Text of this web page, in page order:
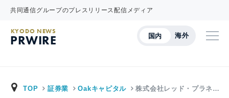
共同通信グループのプレスリリース配信メディア
国内 海外
KYODO NEWS
PRWIRE
TOP 証券業 Oakキャピタル 株式会社レッド・プラネ…